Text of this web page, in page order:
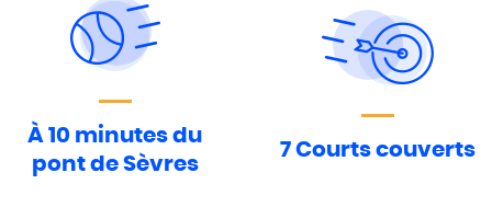
À 10 minutes du
pont de Sèvres
7 Courts couverts